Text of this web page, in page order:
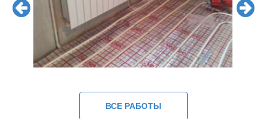
ВСЕ РАБОТЫ